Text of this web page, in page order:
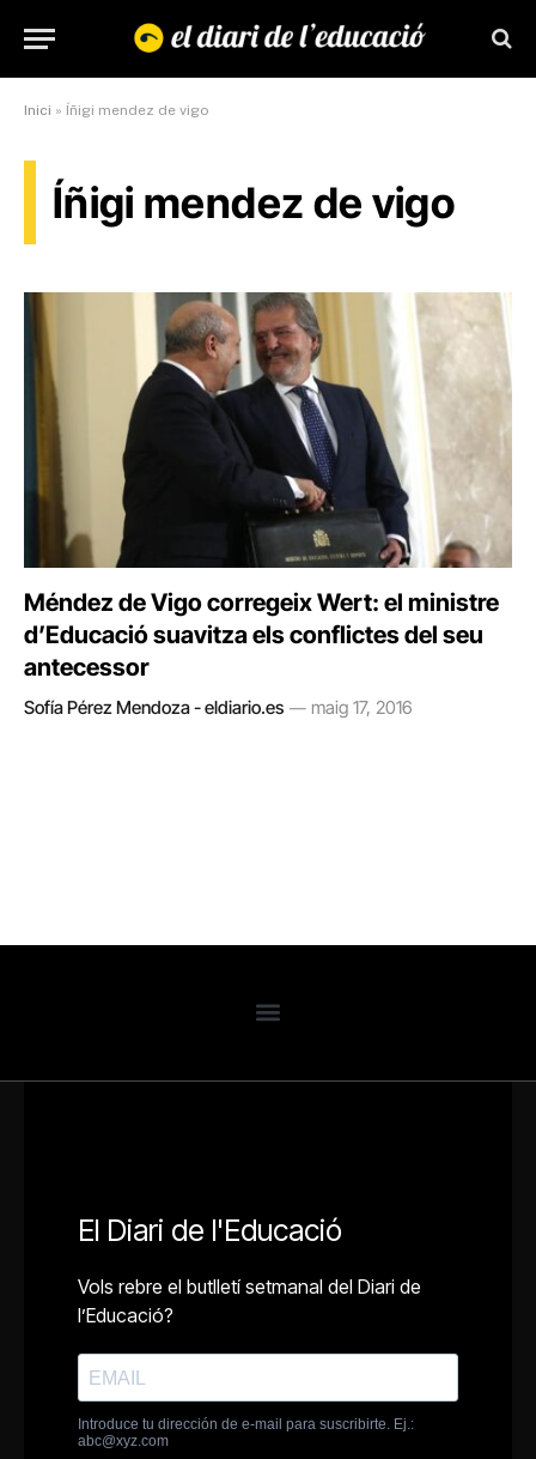
Inici » Íñigi mendez de vigo
Íñigi mendez de vigo
Méndez de Vigo corregeix Wert: el ministre
d’Educació suavitza els conflictes del seu
antecessor
Sofía Pérez Mendoza - eldiario.es maig 17, 2016